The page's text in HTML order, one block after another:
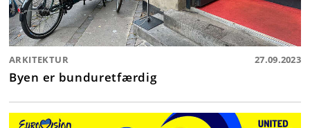
ARKITEKTUR 27.09.2023
Byen er bunduretfærdig